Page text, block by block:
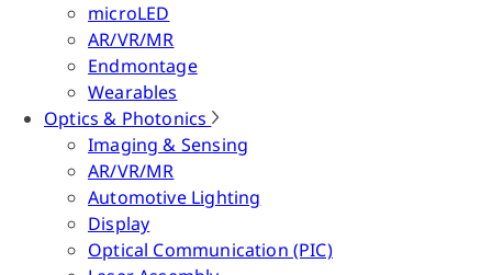
microLED
AR/VR/MR
Endmontage
Wearables
Optics & Photonics
Imaging & Sensing
AR/VR/MR
Automotive Lighting
Display
Optical Communication (PIC)